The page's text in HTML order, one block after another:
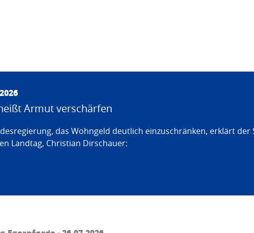
Armut verschärfen
das Wohngeld deutlich einzuschränken, erklärt der
Landtag, Christian Dirschauer: